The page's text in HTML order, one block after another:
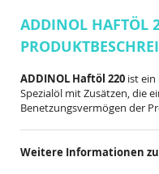
ADDINOL HAFTÖL
ADDINOL Haftöl 220 ist ein
Spezialöl mit Zusätzen, die
Benetzungsvermögen der
Weitere Informationen